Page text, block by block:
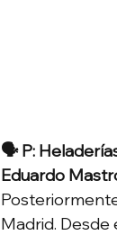
🗣 P:
Eduardo
Madrid. Desde